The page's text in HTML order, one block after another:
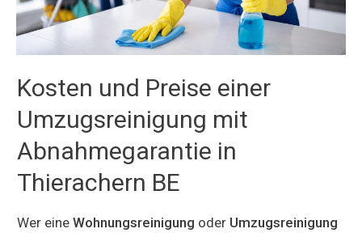
Kosten und Preise einer
Umzugsreinigung mit
Abnahmegarantie in
Thierachern BE
Wer eine Wohnungsreinigung oder Umzugsreinigung